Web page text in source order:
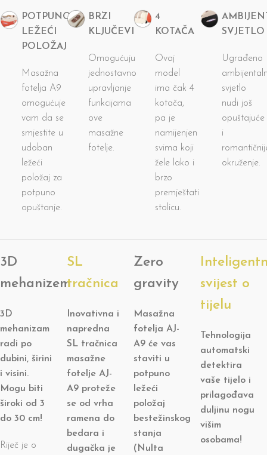
POTPUNO
LEŽEĆI
POLOŽAJ
Masažna
fotelja A9
omogućuje
vam da se
smjestite u
udoban
ležeći
položaj za
potpuno
opuštanje.
BRZI
KLJUČEVI
Omogućuju
jednostavno
upravljanje
funkcijama
ove
masažne
fotelje.
4
KOTAČA
Ovaj
model
ima čak 4
kotača,
pa je
namijenjen
svima koji
žele lako i
brzo
premještati
stolicu.
SVJETLO
Ugrađeno
svjetlo
nudi još
opuštajuće
i
okruženje.
3D
mehanizem
3D
mehanizam
radi po
dubini, širini
i visini.
Mogu biti
široki od 3
do 30 cm!
Riječ je o
SL
tračnica
Inovativna i
napredna
SL tračnica
masažne
fotelje AJ-
A9 proteže
se od vrha
ramena do
bedara i
dugačka je
Zero
gravity
Masažna
fotelja AJ-
A9 će vas
staviti u
potpuno
ležeći
položaj
bestežinskog
stanja
(Nulta
svijest o
tijelu
Tehnologija
automatski
detektira
vaše tijelo i
prilagođava
duljinu nogu
višim
osobama!